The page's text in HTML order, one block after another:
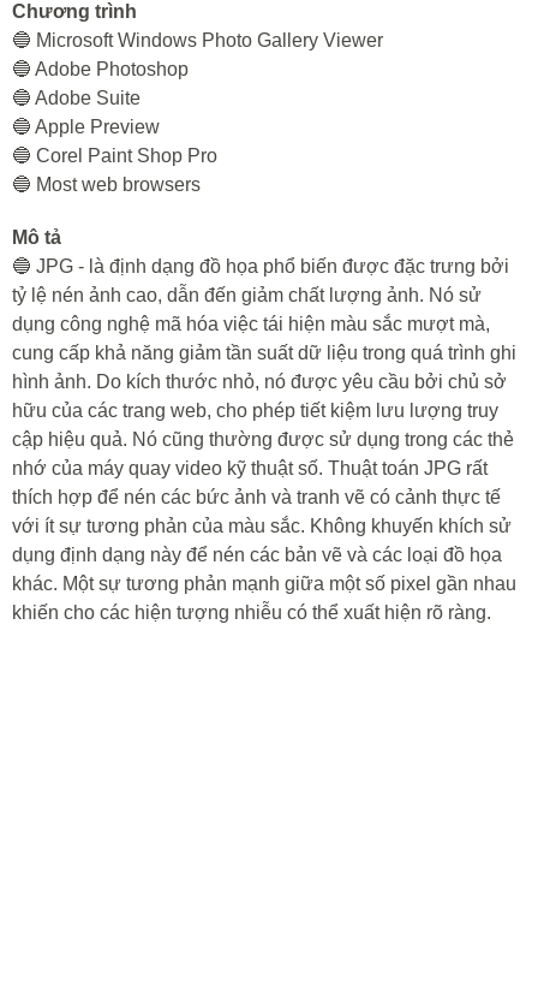
Chương trình
🔵 Microsoft Windows Photo Gallery Viewer
🔵 Adobe Photoshop
🔵 Adobe Suite
🔵 Apple Preview
🔵 Corel Paint Shop Pro
🔵 Most web browsers
Mô tả
🔵 JPG - là định dạng đồ họa phổ biến được đặc trưng bởi
tỷ lệ nén ảnh cao, dẫn đến giảm chất lượng ảnh. Nó sử
dụng công nghệ mã hóa việc tái hiện màu sắc mượt mà,
cung cấp khả năng giảm tần suất dữ liệu trong quá trình ghi
hình ảnh. Do kích thước nhỏ, nó được yêu cầu bởi chủ sở
hữu của các trang web, cho phép tiết kiệm lưu lượng truy
cập hiệu quả. Nó cũng thường được sử dụng trong các thẻ
nhớ của máy quay video kỹ thuật số. Thuật toán JPG rất
thích hợp để nén các bức ảnh và tranh vẽ có cảnh thực tế
với ít sự tương phản của màu sắc. Không khuyến khích sử
dụng định dạng này để nén các bản vẽ và các loại đồ họa
khác. Một sự tương phản mạnh giữa một số pixel gần nhau
khiến cho các hiện tượng nhiễu có thể xuất hiện rõ ràng.